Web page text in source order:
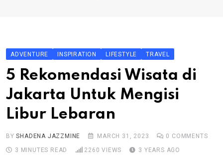
Business
Science and Technology
ADVENTURE INSPIRATION LIFESTYLE TRAVEL
5 Rekomendasi Wisata di
Jakarta Untuk Mengisi
Libur Lebaran
BYSHADENA JAZZMINE MARCH 31, 2023 0 COMMENTS
3 MINUTES READ
2260 VIEWS 3 YEARS AGO